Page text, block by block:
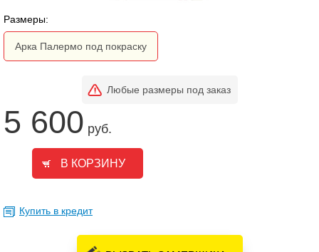
Размеры:
Арка Палермо под покраску
Любые размеры под заказ
5 600 руб.
Купить в кредит